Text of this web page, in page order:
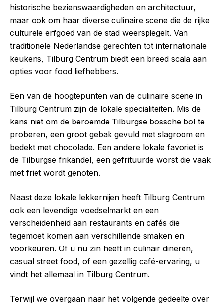
historische bezienswaardigheden en architectuur,
maar ook om haar diverse culinaire scene die de rijke
culturele erfgoed van de stad weerspiegelt. Van
traditionele Nederlandse gerechten tot internationale
keukens, Tilburg Centrum biedt een breed scala aan
opties voor food liefhebbers.
Een van de hoogtepunten van de culinaire scene in
Tilburg Centrum zijn de lokale specialiteiten. Mis de
kans niet om de beroemde Tilburgse bossche bol te
proberen, een groot gebak gevuld met slagroom en
bedekt met chocolade. Een andere lokale favoriet is
de Tilburgse frikandel, een gefrituurde worst die vaak
met friet wordt genoten.
Naast deze lokale lekkernijen heeft Tilburg Centrum
ook een levendige voedselmarkt en een
verscheidenheid aan restaurants en cafés die
tegemoet komen aan verschillende smaken en
voorkeuren. Of u nu zin heeft in culinair dineren,
casual street food, of een gezellig café-ervaring, u
vindt het allemaal in Tilburg Centrum.
Terwijl we overgaan naar het volgende gedeelte over